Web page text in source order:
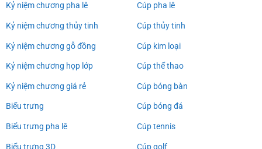
Kỷ niệm chương pha lê
Kỷ niệm chương thủy tinh
Kỷ niệm chương gỗ đồng
Kỷ niệm chương họp lớp
Kỷ niệm chương giá rẻ
Biểu trưng
Biểu trưng pha lê
Biểu trưng 3D
Cúp pha lê
Cúp thủy tinh
Cúp kim loại
Cúp thể thao
Cúp bóng bàn
Cúp bóng đá
Cúp tennis
Cúp golf